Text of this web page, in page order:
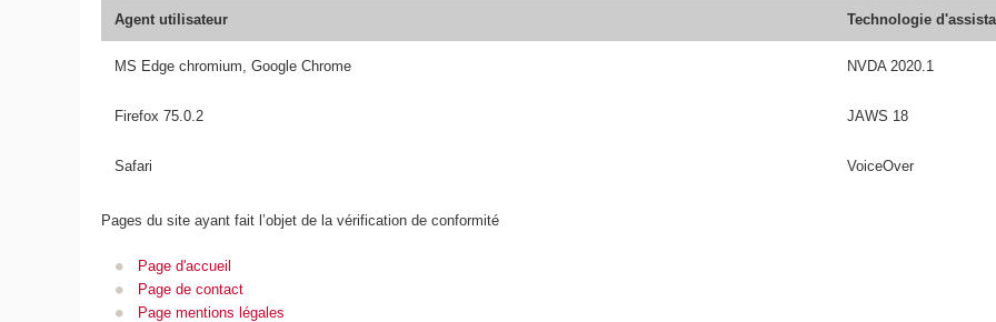
Agent utilisateur
Technologie
MS Edge chromium, Google Chrome NVDA 2020.1
Firefox 75.0.2 JAWS 18
Safari VoiceOver
Pages du site ayant fait l’objet de la vérification de conformité
Page d'accueil
Page de contact
Page mentions légales